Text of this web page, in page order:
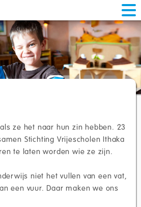
ze het naar hun zin hebben. 23
Stichting Vrijescholen Ithaka
te laten worden wie ze zijn.
niet het vullen van een vat,
een vuur. Daar maken we ons